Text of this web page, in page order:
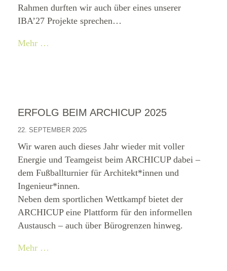
Rahmen durften wir auch über eines unserer
IBA’27 Projekte sprechen…
Mehr …
ERFOLG BEIM ARCHICUP 2025
22. SEPTEMBER 2025
Wir waren auch dieses Jahr wieder mit voller
Energie und Teamgeist beim ARCHICUP dabei –
dem Fußballturnier für Architekt*innen und
Ingenieur*innen.
Neben dem sportlichen Wettkampf bietet der
ARCHICUP eine Plattform für den informellen
Austausch – auch über Bürogrenzen hinweg.
Mehr …